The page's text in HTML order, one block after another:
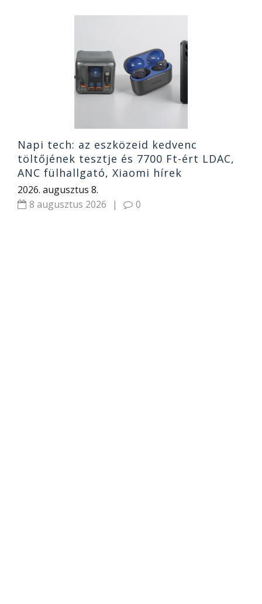
Napi tech: az eszközeid kedvenc
töltőjének tesztje és 7700 Ft-ért LDAC,
ANC fülhallgató, Xiaomi hírek
2026. augusztus 8.
8 augusztus 2026
| 0